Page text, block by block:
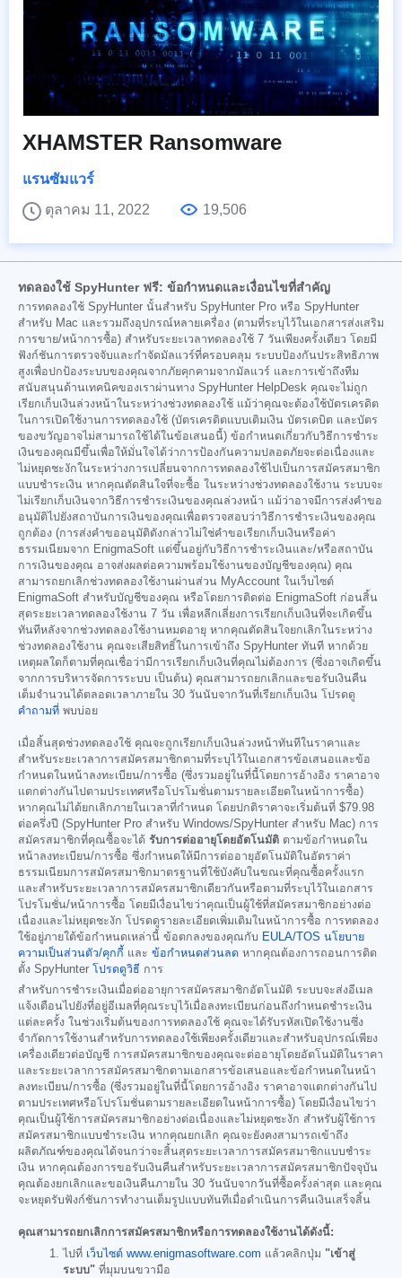
XHAMSTER Ransomware
แรนซัมแวร์
ตุลาคม 11, 2022
19,506
ทดลองใช้ SpyHunter ฟรี: ข้อกำหนดและเงื่อนไขที่สำคัญ
การทดลองใช้ SpyHunter นั้นสำหรับ SpyHunter Pro หรือ SpyHunter
สำหรับ Mac และรวมถึงอุปกรณ์หลายเครื่อง (ตามที่ระบุไว้ในเอกสารส่งเสริม
การขาย/หน้าการซื้อ) สำหรับระยะเวลาทดลองใช้ 7 วันเพียงครั้งเดียว โดยมี
ฟังก์ชันการตรวจจับและกำจัดมัลแวร์ที่ครอบคลุม ระบบป้องกันประสิทธิภาพ
สูงเพื่อปกป้องระบบของคุณจากภัยคุกคามจากมัลแวร์ และการเข้าถึงทีม
สนับสนุนด้านเทคนิคของเราผ่านทาง SpyHunter HelpDesk คุณจะไม่ถูก
เรียกเก็บเงินล่วงหน้าในระหว่างช่วงทดลองใช้ แม้ว่าคุณจะต้องใช้บัตรเครดิต
ในการเปิดใช้งานการทดลองใช้ (บัตรเครดิตแบบเติมเงิน บัตรเดบิต และบัตร
ของขวัญอาจไม่สามารถใช้ได้ในข้อเสนอนี้) ข้อกำหนดเกี่ยวกับวิธีการชำระ
เงินของคุณมีขึ้นเพื่อให้มั่นใจได้ว่าการป้องกันความปลอดภัยจะต่อเนื่องและ
ไม่หยุดชะงักในระหว่างการเปลี่ยนจากการทดลองใช้ไปเป็นการสมัครสมาชิก
แบบชำระเงิน หากคุณตัดสินใจที่จะซื้อ ในระหว่างช่วงทดลองใช้งาน ระบบจะ
ไม่เรียกเก็บเงินจากวิธีการชำระเงินของคุณล่วงหน้า แม้ว่าอาจมีการส่งคำขอ
อนุมัติไปยังสถาบันการเงินของคุณเพื่อตรวจสอบว่าวิธีการชำระเงินของคุณ
ถูกต้อง (การส่งคำขออนุมัติดังกล่าวไม่ใช่คำขอเรียกเก็บเงินหรือค่า
ธรรมเนียมจาก EnigmaSoft แต่ขึ้นอยู่กับวิธีการชำระเงินและ/หรือสถาบัน
การเงินของคุณ อาจส่งผลต่อความพร้อมใช้งานของบัญชีของคุณ) คุณ
สามารถยกเลิกช่วงทดลองใช้งานผ่านส่วน MyAccount ในเว็บไซต์
EnigmaSoft สำหรับบัญชีของคุณ หรือโดยการติดต่อ EnigmaSoft ก่อนสิ้น
สุดระยะเวลาทดลองใช้งาน 7 วัน เพื่อหลีกเลี่ยงการเรียกเก็บเงินที่จะเกิดขึ้น
ทันทีหลังจากช่วงทดลองใช้งานหมดอายุ หากคุณตัดสินใจยกเลิกในระหว่าง
ช่วงทดลองใช้งาน คุณจะเสียสิทธิ์ในการเข้าถึง SpyHunter ทันที หากด้วย
เหตุผลใดก็ตามที่คุณเชื่อว่ามีการเรียกเก็บเงินที่คุณไม่ต้องการ (ซึ่งอาจเกิดขึ้น
จากการบริหารจัดการระบบ เป็นต้น) คุณสามารถยกเลิกและขอรับเงินคืน
เต็มจำนวนได้ตลอดเวลาภายใน 30 วันนับจากวันที่เรียกเก็บเงิน โปรดดู
คำถามที่ พบบ่อย
เมื่อสิ้นสุดช่วงทดลองใช้ คุณจะถูกเรียกเก็บเงินล่วงหน้าทันทีในราคาและ
สำหรับระยะเวลาการสมัครสมาชิกตามที่ระบุไว้ในเอกสารข้อเสนอและข้อ
กำหนดในหน้าลงทะเบียน/การซื้อ (ซึ่งรวมอยู่ในที่นี้โดยการอ้างอิง ราคาอาจ
แตกต่างกันไปตามประเทศหรือโปรโมชั่นตามรายละเอียดในหน้าการซื้อ)
หากคุณไม่ได้ยกเลิกภายในเวลาที่กำหนด โดยปกติราคาจะเริ่มต้นที่ $79.98
ต่อครึ่งปี (SpyHunter Pro สำหรับ Windows/SpyHunter สำหรับ Mac) การ
สมัครสมาชิกที่คุณซื้อจะได้ รับการต่ออายุโดยอัตโนมัติ ตามข้อกำหนดใน
หน้าลงทะเบียน/การซื้อ ซึ่งกำหนดให้มีการต่ออายุอัตโนมัติในอัตราค่า
ธรรมเนียมการสมัครสมาชิกมาตรฐานที่ใช้บังคับในขณะที่คุณซื้อครั้งแรก
และสำหรับระยะเวลาการสมัครสมาชิกเดียวกันหรือตามที่ระบุไว้ในเอกสาร
โปรโมชั่น/หน้าการซื้อ โดยมีเงื่อนไขว่าคุณเป็นผู้ใช้ที่สมัครสมาชิกอย่างต่อ
เนื่องและไม่หยุดชะงัก โปรดดูรายละเอียดเพิ่มเติมในหน้าการซื้อ การทดลอง
ใช้อยู่ภายใต้ข้อกำหนดเหล่านี้ ข้อตกลงของคุณกับ EULA/TOS นโยบาย
ความเป็นส่วนตัว/คุกกี้ และ ข้อกำหนดส่วนลด หากคุณต้องการถอนการติด
ตั้ง SpyHunter โปรดดูวิธี การ
สำหรับการชำระเงินเมื่อต่ออายุการสมัครสมาชิกอัตโนมัติ ระบบจะส่งอีเมล
แจ้งเตือนไปยังที่อยู่อีเมลที่คุณระบุไว้เมื่อลงทะเบียนก่อนถึงกำหนดชำระเงิน
แต่ละครั้ง ในช่วงเริ่มต้นของการทดลองใช้ คุณจะได้รับรหัสเปิดใช้งานซึ่ง
จำกัดการใช้งานสำหรับการทดลองใช้เพียงครั้งเดียวและสำหรับอุปกรณ์เพียง
เครื่องเดียวต่อบัญชี การสมัครสมาชิกของคุณจะต่ออายุโดยอัตโนมัติในราคา
และระยะเวลาการสมัครสมาชิกตามเอกสารข้อเสนอและข้อกำหนดในหน้า
ลงทะเบียน/การซื้อ (ซึ่งรวมอยู่ในที่นี้โดยการอ้างอิง ราคาอาจแตกต่างกันไป
ตามประเทศหรือโปรโมชั่นตามรายละเอียดในหน้าการซื้อ) โดยมีเงื่อนไขว่า
คุณเป็นผู้ใช้การสมัครสมาชิกอย่างต่อเนื่องและไม่หยุดชะงัก สำหรับผู้ใช้การ
สมัครสมาชิกแบบชำระเงิน หากคุณยกเลิก คุณจะยังคงสามารถเข้าถึง
ผลิตภัณฑ์ของคุณได้จนกว่าจะสิ้นสุดระยะเวลาการสมัครสมาชิกแบบชำระ
เงิน หากคุณต้องการขอรับเงินคืนสำหรับระยะเวลาการสมัครสมาชิกปัจจุบัน
คุณต้องยกเลิกและขอเงินคืนภายใน 30 วันนับจากวันที่ซื้อครั้งล่าสุด และคุณ
จะหยุดรับฟังก์ชันการทำงานเต็มรูปแบบทันทีเมื่อดำเนินการคืนเงินเสร็จสิ้น
คุณสามารถยกเลิกการสมัครสมาชิกหรือการทดลองใช้งานได้ดังนี้:
ไปที่ เว็บไซต์ www.enigmasoftware.com แล้วคลิกปุ่ม "เข้าสู่
ระบบ" ที่มุมบนขวามือ